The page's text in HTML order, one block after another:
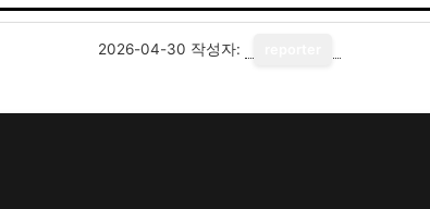
2026-04-30 작성자: